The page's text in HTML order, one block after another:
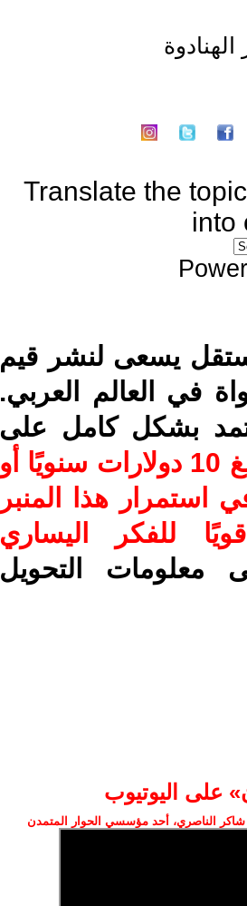
Translate the topic
into
يسعى لنشر قيم
في العالم العربي.
بشكل كامل على
ساهم/ي معنا! بدعمكم بمبلغ 10 دولارات سنويًا أو
استمرار هذا المنبر
للفكر اليساري
معلومات التحويل
على اليوتيوب
الناصري، أحد مؤسسي الحوار المتمدن